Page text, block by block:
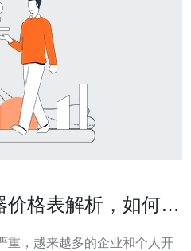
格表解析，如何在
重，越来越多的企业和个人开